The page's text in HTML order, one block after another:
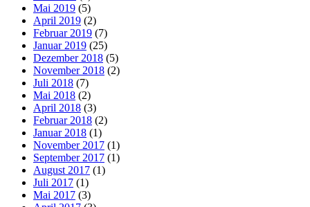
Mai 2019 (5)
April 2019 (2)
Februar 2019 (7)
Januar 2019 (25)
Dezember 2018 (5)
November 2018 (2)
Juli 2018 (7)
Mai 2018 (2)
April 2018 (3)
Februar 2018 (2)
Januar 2018 (1)
November 2017 (1)
September 2017 (1)
August 2017 (1)
Juli 2017 (1)
Mai 2017 (3)